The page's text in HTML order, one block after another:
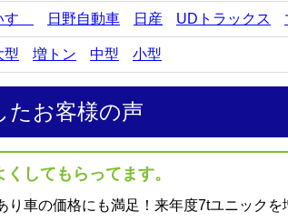
すゞ 日野自動車 日産 UDトラックス
型 増トン 中型 小型
たお客様の声
してもらってます。
り車の価格にも満足！来年度7tユニック